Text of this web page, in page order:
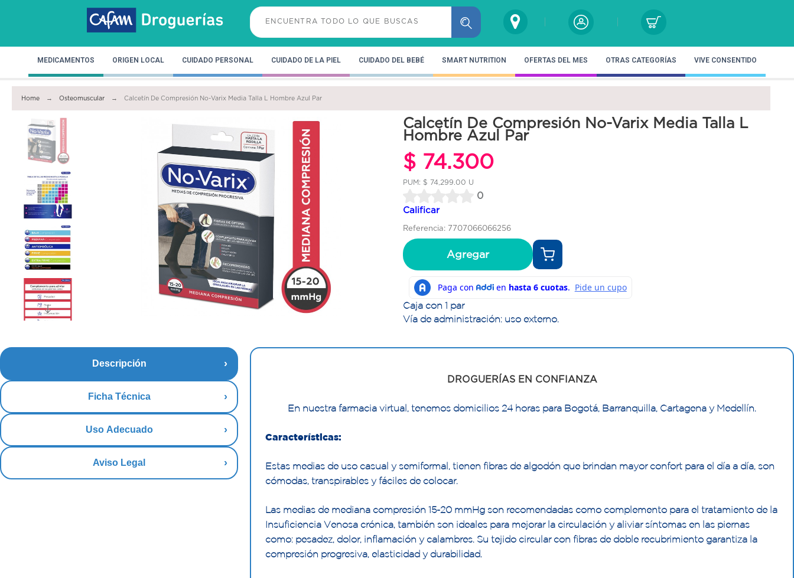
MEDICAMENTOS ORIGEN LOCAL CUIDADO PERSONAL CUIDADO DE LA PIEL CUIDADO DEL BEBÉ SMART NUTRITION OFERTAS DEL MES OTRAS CATEGORÍAS VIVE CONSENTIDO
Home Osteomuscular Calcetín De Compresión No-Varix Media Talla L Hombre Azul Par
Calcetín De Compresión No-Varix Media Talla L
Hombre Azul Par
$ 74.300
PUM: $ 74,299.00 U
0
Calificar
Referencia: 7707066066256
Agregar
Caja con 1 par
Vía de administración: uso externo.
Descripción
Ficha Técnica
Uso Adecuado
Aviso Legal
DROGUERÍAS EN CONFIANZA
En nuestra farmacia virtual, tenemos domicilios 24 horas para Bogotá, Barranquilla, Cartagena y Medellín.
Características:
Estas medias de uso casual y semiformal, tienen fibras de algodón que brindan mayor confort para el día a día, son
cómodas, transpirables y fáciles de colocar.
Las medias de mediana compresión 15-20 mmHg son recomendadas como complemento para el tratamiento de la
Insuficiencia Venosa crónica, también son ideales para mejorar la circulación y aliviar síntomas en las piernas
como: pesadez, dolor, inflamación y calambres. Su tejido circular con fibras de doble recubrimiento garantiza la
compresión progresiva, elasticidad y durabilidad.